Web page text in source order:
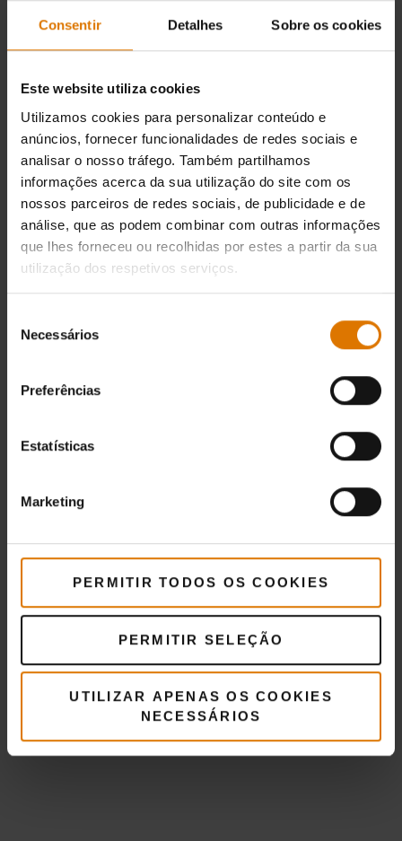
Consentir Detalhes Sobre os cookies
Este website utiliza cookies
Utilizamos cookies para personalizar conteúdo e
anúncios, fornecer funcionalidades de redes sociais e
analisar o nosso tráfego. Também partilhamos
informações acerca da sua utilização do site com os
nossos parceiros de redes sociais, de publicidade e de
análise, que as podem combinar com outras informações
que lhes forneceu ou recolhidas por estes a partir da sua
utilização dos respetivos serviços.
Necessários
Preferências
Estatísticas
Marketing
PERMITIR TODOS OS COOKIES
PERMITIR SELEÇÃO
UTILIZAR APENAS OS COOKIES
NECESSÁRIOS
IMPRIMIR ESTA LISTA
Preparação
Acessórios
recomendados